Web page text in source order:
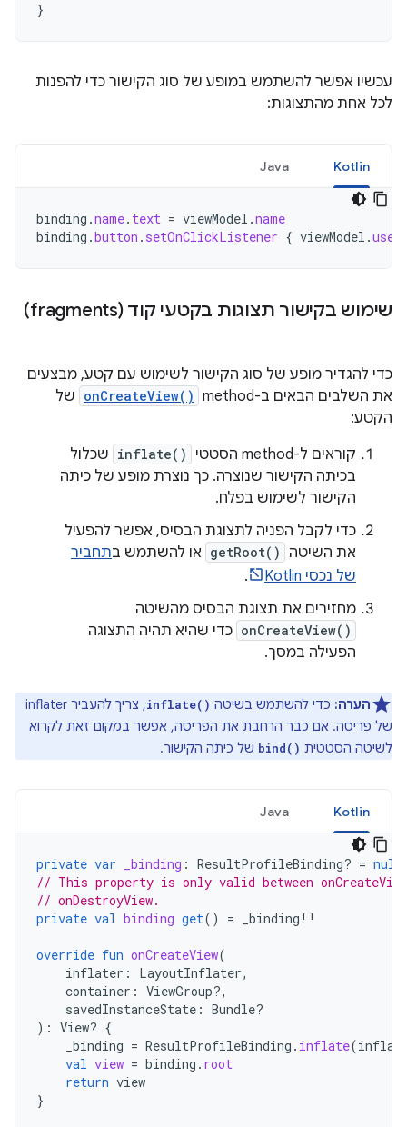
}
עכשיו אפשר להשתמש במופע של סוג הקישור כדי להפנות
לכל אחת מהתצוגות:
Kotlin
Java
binding .name. text = viewModel .name
binding .button . setOnClickListener { viewModel .
שימוש בקישור תצוגות בקטעי קוד (fragments)
כדי להגדיר מופע של סוג הקישור לשימוש עם קטע, מבצעים
את השלבים הבאים ב-method‏
onCreateView() של
הקטע:
קוראים ל-method הסטטי
inflate() שכלול
בכיתה הקישור שנוצרה. כך נוצרת מופע של כיתה
הקישור לשימוש בפלח.
כדי לקבל הפניה לתצוגת הבסיס, אפשר להפעיל
את השיטה
getRoot() או להשתמש בתחביר
של נכסי Kotlin
.
מחזירים את תצוגת הבסיס מהשיטה
onCreateView() כדי שהיא תהיה התצוגה
הפעילה במסך.
הערה: כדי להשתמש בשיטה inflate()
, צריך להעביר inflater
של פריסה. אם כבר הרחבת את הפריסה, אפשר במקום זאת לקרוא
לשיטה הסטטית bind() של כיתה הקישור.
Kotlin
Java
private var _binding : ResultProfileBinding? = null
// This property is only valid between
// onDestroyView.
private val binding get() = _binding !!
override fun onCreateView(
inflater : LayoutInflater,
container : ViewGroup?,
savedInstanceState : Bundle?
): View? {
_binding = ResultProfileBinding . inflate(
val view = binding . root
return view
}